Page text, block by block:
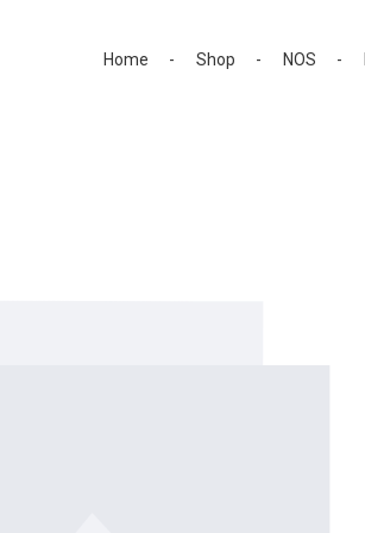
Home
Shop NOS